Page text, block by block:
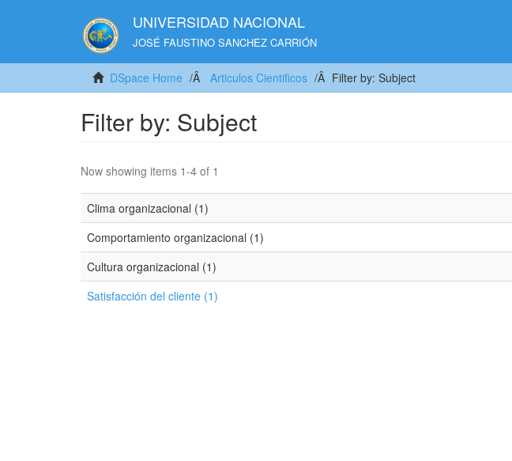
UNIVERSIDAD NACIONAL
JOSÉ FAUSTINO SANCHEZ CARRIÓN
DSpace Home Articulos Cientificos Filter by: Subject
Filter by: Subject
Now showing items 1-4 of 1
Clima organizacional (1)
Comportamiento organizacional (1)
Cultura organizacional (1)
Satisfacción del cliente (1)